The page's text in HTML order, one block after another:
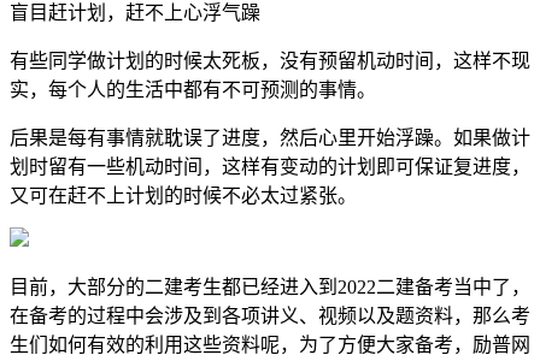
盲目赶计划，赶不上心浮气躁
有些同学做计划的时候太死板，没有预留机动时间，这样不现
实，每个人的生活中都有不可预测的事情。
后果是每有事情就耽误了进度，然后心里开始浮躁。如果做计
划时留有一些机动时间，这样有变动的计划即可保证复进度，
又可在赶不上计划的时候不必太过紧张。
目前，大部分的二建考生都已经进入到2022二建备考当中了，
在备考的过程中会涉及到各项讲义、视频以及题资料，那么考
生们如何有效的利用这些资料呢，为了方便大家备考，励普网